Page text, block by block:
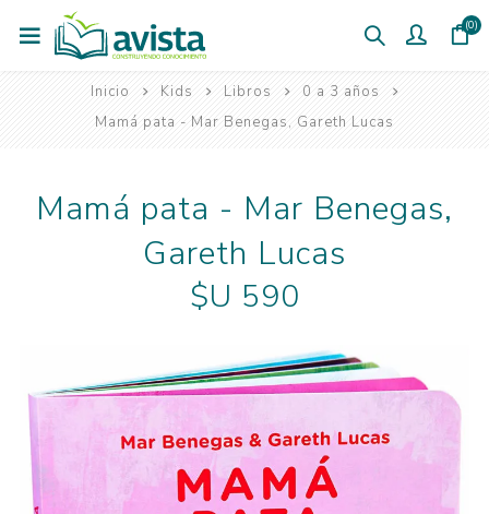
(0)
Inicio Kids Libros
0 a 3 años
Mamá pata - Mar Benegas, Gareth Lucas
Mamá pata - Mar Benegas,
Gareth Lucas
$U 590